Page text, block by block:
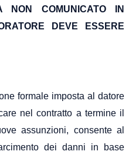
NON COMUNICATO IN
DEVE ESSERE
formale imposta al datore
nel contratto a termine il
assunzioni, consente al
dei danni in base